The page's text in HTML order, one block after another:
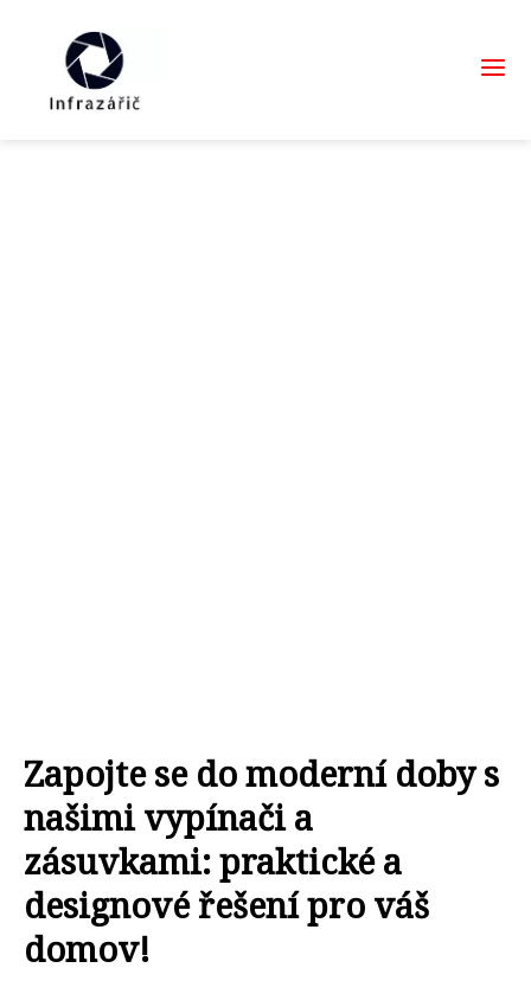
Zapojte se do moderní doby s
našimi vypínači a
zásuvkami: praktické a
designové řešení pro váš
domov!